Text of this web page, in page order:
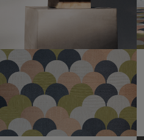
100
suurempia
Boloniin tai
LOPUTTOMAT
MAHDOLLISUUDET
Bolon
kokonaisuus
poikkeusta
kaikkiin